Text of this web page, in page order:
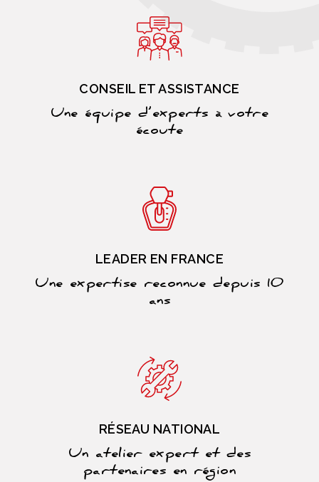
CONSEIL ET ASSISTANCE
Une équipe d’experts à votre
écoute
LEADER EN FRANCE
Une expertise reconnue depuis 10
ans
RÉSEAU NATIONAL
Un atelier expert et des
partenaires en région